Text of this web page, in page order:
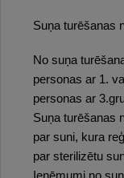
Suņa turēšanas
No suņa
personas ar 1.
personas ar
Suņa turēšanas
par suni, kura
par sterilizētu